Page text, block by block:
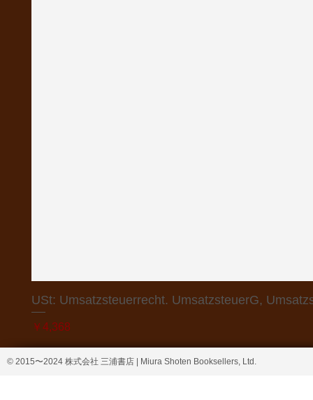
USt: Umsatzsteuerrecht. UmsatzsteuerG,
価格
￥4,368
© 2015〜2024 株式会社 三浦書店 | Miura Shoten Booksellers, Ltd.